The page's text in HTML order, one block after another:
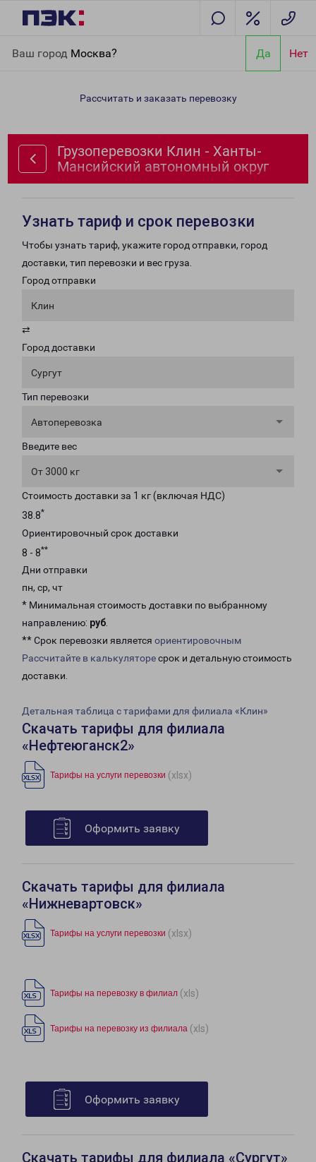
Ваш город Москва? Да Нет
Мансийский автономный округ
Рассчитать и заказать перевозку
Грузоперевозки Клин - Ханты-
Мансийский автономный округ
Узнать тариф и срок перевозки
Чтобы узнать тариф, укажите город отправки, город
доставки, тип перевозки и вес груза.
Город отправки
Клин
⇄
Город доставки
Сургут
Тип перевозки
Автоперевозка
Введите вес
От 3000 кг
Стоимость доставки за 1 кг (включая НДС)
38.8*
Ориентировочный срок доставки
8 - 8**
Дни отправки
пн, ср, чт
* Минимальная стоимость доставки по выбранному
направлению: руб.
** Срок перевозки является ориентировочным
Рассчитайте в калькуляторесрок и детальную стоимость
доставки.
Детальная таблица с тарифами для филиала «Клин»
Скачать тарифы для филиала
«Нефтеюганск2»
Тарифы на услуги перевозки (xlsx)
Оформить заявку
Скачать тарифы для филиала
«Нижневартовск»
Тарифы на услуги перевозки (xlsx)
Тарифы на перевозку в филиал (xls)
Тарифы на перевозку из филиала (xls)
Оформить заявку
Скачать тарифы для филиала «Сургут»